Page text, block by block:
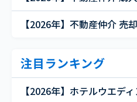
【2026年】不動産仲介 売
注目ランキング
【2026年】ホテルウエデ